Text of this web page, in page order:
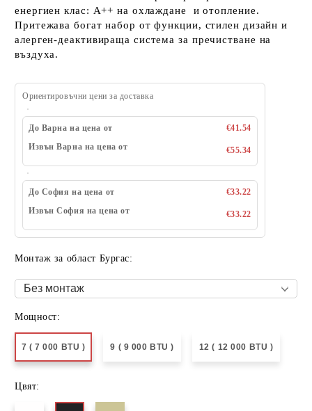
енергиен клас: А++ на охлаждане и отопление.
Притежава богат набор от функции, стилен дизайн и
алерген-деактивираща система за пречистване на
въздуха.
Ориентировъчни цени за доставка
До Варна на цена от
€41.54
Извън Варна на цена от
€55.34
До София на цена от
€33.22
Извън София на цена от
€33.22
Монтаж за област Бургас:
Мощност:
7 ( 7 000 BTU ) 9 ( 9 000 BTU ) 12 ( 12 000 BTU )
Цвят: